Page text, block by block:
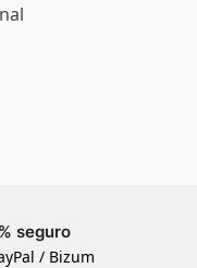
seguro
/ Bizum